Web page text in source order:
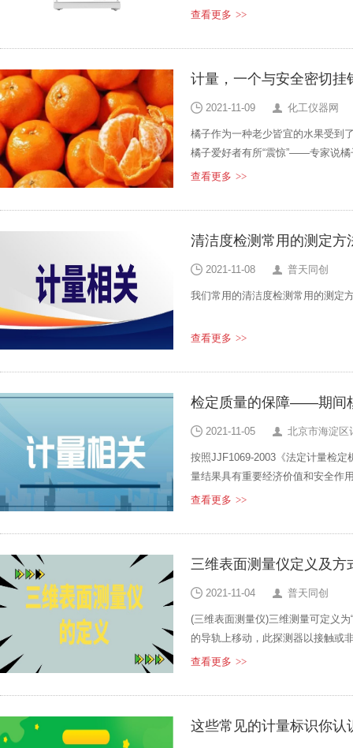
和压针伸出量同步校准方法。邵氏
试验力和有关几何尺寸进行调整和
查看更多 >>
计量，一个与安全密切挂
2021-11-09 化工仪器网
橘子作为一种老少皆宜的水果受到
橘子爱好者有所“震惊”——专家说
普工作后，大部分网民都明白了这
区——好东西好多吃
查看更多 >>
清洁度检测常用的测定方
2021-11-08 普天同创
我们常用的清洁度检测常用的测定
查看更多 >>
检定质量的保障——期间
2021-11-05 北京市海淀区
按照JJF1069-2003《法定计量检
量结果具有重要经济价值和安全作
靠需要进行期间核查
查看更多 >>
三维表面测量仪定义及方
2021-11-04 普天同创
(三维表面测量仪)三维测量可定义
的导轨上移动，此探测器以接触或
理器或计算机等计算出工件的各点
查看更多 >>
这些常见的计量标识你认